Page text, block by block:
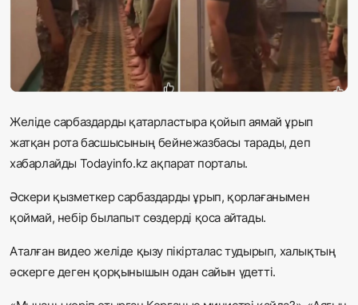
Қоғам
Спорт
Әлем
Журналистік зерттеу
Желіде сарбаздарды қатарластыра қойып аямай ұрып
жатқан рота басшысының бейнежазбасы тарады, деп
хабарлайды Todayinfo.kz ақпарат порталы.
Әскери қызметкер сарбаздарды ұрып, қорлағанымен
қоймай, небір былапыт сөздерді қоса айтады.
Аталған видео желіде қызу пікірталас тудырып, халықтың
әскерге деген қорқынышын одан сайын үдетті.